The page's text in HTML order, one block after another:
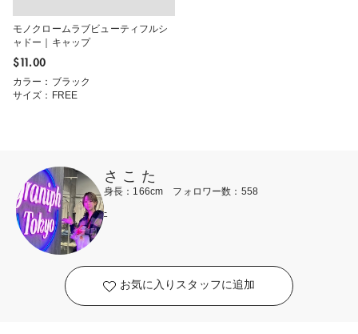
モノクロームラブビューティフルシ
ャドー｜キャップ
$‌11.00
カラー：ブラック
サイズ：FREE
さ こ た
身長：166cm フォロワー数：558
-
お気に入りスタッフに追加